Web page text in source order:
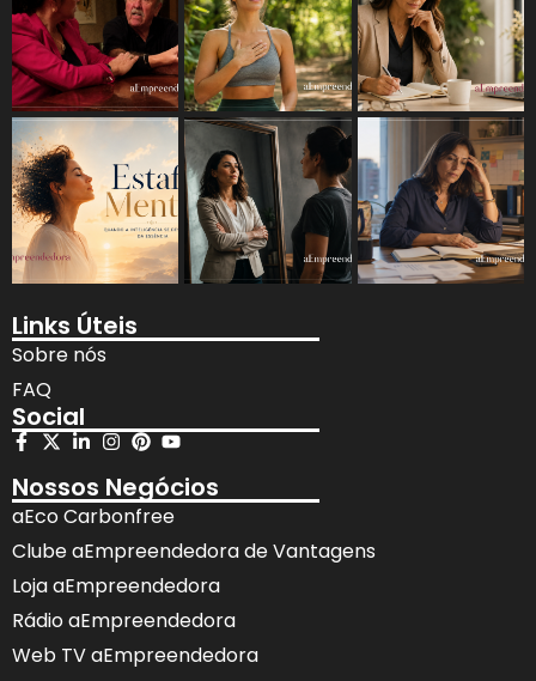
Links Úteis
Sobre nós
FAQ
Social
Nossos Negócios
aEco Carbonfree
Clube aEmpreendedora de Vantagens
Loja aEmpreendedora
Rádio aEmpreendedora
Web TV aEmpreendedora